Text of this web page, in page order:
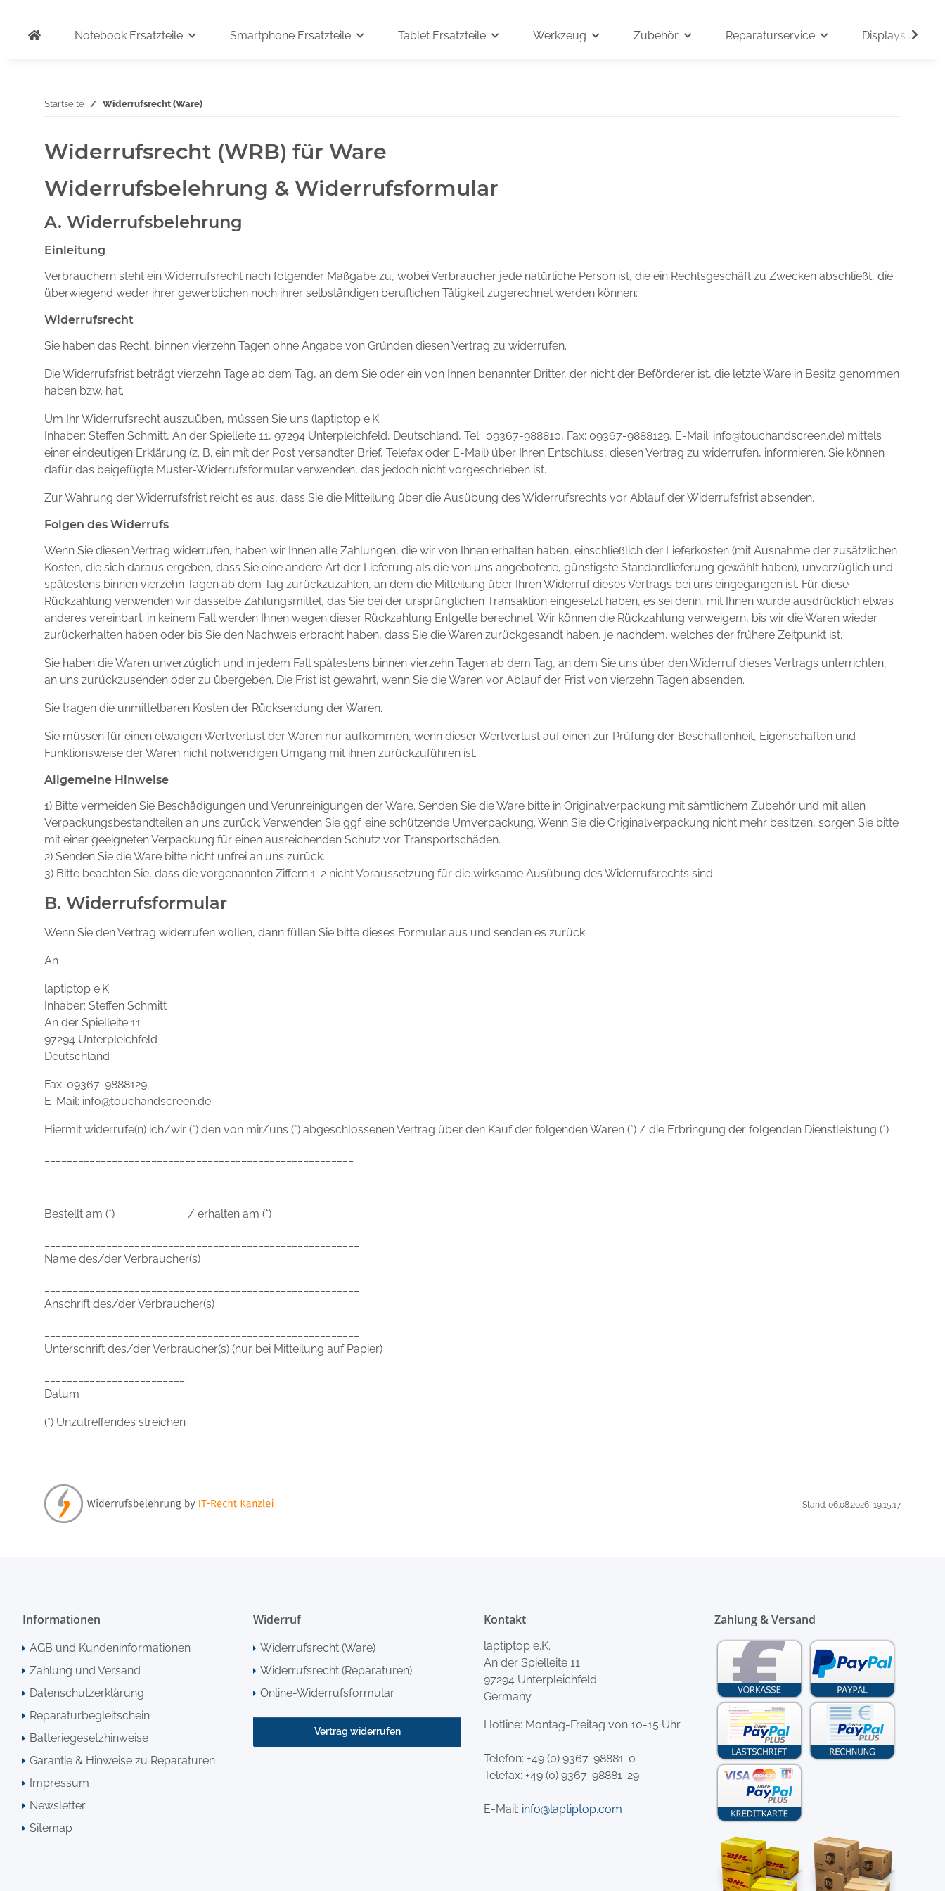
Notebook Ersatzteile Smartphone Ersatzteile Tablet Ersatzteile Werkzeug Zubehör Reparaturservice Displays auf
Startseite Widerrufsrecht (Ware)
Widerrufsrecht (WRB) für Ware
Widerrufsbelehrung & Widerrufsformular
A. Widerrufsbelehrung
Einleitung
Verbrauchern steht ein Widerrufsrecht nach folgender Maßgabe zu, wobei Verbraucher jede natürliche Person ist, die ein Rechtsgeschäft zu Zwecken abschließt, die
überwiegend weder ihrer gewerblichen noch ihrer selbständigen beruflichen Tätigkeit zugerechnet werden können:
Widerrufsrecht
Sie haben das Recht, binnen vierzehn Tagen ohne Angabe von Gründen diesen Vertrag zu widerrufen.
Die Widerrufsfrist beträgt vierzehn Tage ab dem Tag, an dem Sie oder ein von Ihnen benannter Dritter, der nicht der Beförderer ist, die letzte Ware in Besitz genommen
haben bzw. hat.
Um Ihr Widerrufsrecht auszuüben, müssen Sie uns (laptiptop e.K.
Inhaber: Steffen Schmitt, An der Spielleite 11, 97294 Unterpleichfeld, Deutschland, Tel.: 09367-988810, Fax: 09367-9888129, E-Mail: info@touchandscreen.de) mittels
einer eindeutigen Erklärung (z. B. ein mit der Post versandter Brief, Telefax oder E-Mail) über Ihren Entschluss, diesen Vertrag zu widerrufen, informieren. Sie können
dafür das beigefügte Muster-Widerrufsformular verwenden, das jedoch nicht vorgeschrieben ist.
Zur Wahrung der Widerrufsfrist reicht es aus, dass Sie die Mitteilung über die Ausübung des Widerrufsrechts vor Ablauf der Widerrufsfrist absenden.
Folgen des Widerrufs
Wenn Sie diesen Vertrag widerrufen, haben wir Ihnen alle Zahlungen, die wir von Ihnen erhalten haben, einschließlich der Lieferkosten (mit Ausnahme der zusätzlichen
Kosten, die sich daraus ergeben, dass Sie eine andere Art der Lieferung als die von uns angebotene, günstigste Standardlieferung gewählt haben), unverzüglich und
spätestens binnen vierzehn Tagen ab dem Tag zurückzuzahlen, an dem die Mitteilung über Ihren Widerruf dieses Vertrags bei uns eingegangen ist. Für diese
Rückzahlung verwenden wir dasselbe Zahlungsmittel, das Sie bei der ursprünglichen Transaktion eingesetzt haben, es sei denn, mit Ihnen wurde ausdrücklich etwas
anderes vereinbart; in keinem Fall werden Ihnen wegen dieser Rückzahlung Entgelte berechnet. Wir können die Rückzahlung verweigern, bis wir die Waren wieder
zurückerhalten haben oder bis Sie den Nachweis erbracht haben, dass Sie die Waren zurückgesandt haben, je nachdem, welches der frühere Zeitpunkt ist.
Sie haben die Waren unverzüglich und in jedem Fall spätestens binnen vierzehn Tagen ab dem Tag, an dem Sie uns über den Widerruf dieses Vertrags unterrichten,
an uns zurückzusenden oder zu übergeben. Die Frist ist gewahrt, wenn Sie die Waren vor Ablauf der Frist von vierzehn Tagen absenden.
Sie tragen die unmittelbaren Kosten der Rücksendung der Waren.
Sie müssen für einen etwaigen Wertverlust der Waren nur aufkommen, wenn dieser Wertverlust auf einen zur Prüfung der Beschaffenheit, Eigenschaften und
Funktionsweise der Waren nicht notwendigen Umgang mit ihnen zurückzuführen ist.
Allgemeine Hinweise
1) Bitte vermeiden Sie Beschädigungen und Verunreinigungen der Ware. Senden Sie die Ware bitte in Originalverpackung mit sämtlichem Zubehör und mit allen
Verpackungsbestandteilen an uns zurück. Verwenden Sie ggf. eine schützende Umverpackung. Wenn Sie die Originalverpackung nicht mehr besitzen, sorgen Sie bitte
mit einer geeigneten Verpackung für einen ausreichenden Schutz vor Transportschäden.
2) Senden Sie die Ware bitte nicht unfrei an uns zurück.
3) Bitte beachten Sie, dass die vorgenannten Ziffern 1-2 nicht Voraussetzung für die wirksame Ausübung des Widerrufsrechts sind.
B. Widerrufsformular
Wenn Sie den Vertrag widerrufen wollen, dann füllen Sie bitte dieses Formular aus und senden es zurück.
An
laptiptop e.K.
Inhaber: Steffen Schmitt
An der Spielleite 11
97294 Unterpleichfeld
Deutschland
Fax: 09367-9888129
E-Mail: info@touchandscreen.de
Hiermit widerrufe(n) ich/wir (*) den von mir/uns (*) abgeschlossenen Vertrag über den Kauf der folgenden Waren (*) / die Erbringung der folgenden Dienstleistung (*)
Bestellt am (*) ____________ / erhalten am (*) __________________
Name des/der Verbraucher(s)
Anschrift des/der Verbraucher(s)
Unterschrift des/der Verbraucher(s) (nur bei Mitteilung auf Papier)
Datum
(*) Unzutreffendes streichen
Stand: 06.08.2026, 19:15:17
Informationen
AGB und Kundeninformationen
Zahlung und Versand
Datenschutzerklärung
Reparaturbegleitschein
Batteriegesetzhinweise
Garantie & Hinweise zu Reparaturen
Impressum
Newsletter
Sitemap
Widerruf
Widerrufsrecht (Ware)
Widerrufsrecht (Reparaturen)
Online-Widerrufsformular
Vertrag widerrufen
Kontakt
laptiptop e.K.
An der Spielleite 11
97294 Unterpleichfeld
Germany
Hotline: Montag-Freitag von 10-15 Uhr
Telefon: +49 (0) 9367-98881-0
Telefax: +49 (0) 9367-98881-29
E-Mail: info@laptiptop.com
Zahlung & Versand